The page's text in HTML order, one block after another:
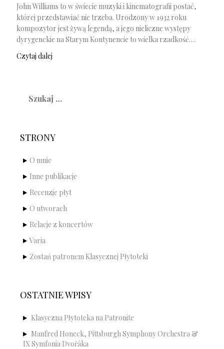
John Williams to w świecie muzyki i kinematografii postać,
której przedstawiać nie trzeba. Urodzony w 1932 roku
kompozytor jest żywą legendą, a jego nieliczne występy
dyrygenckie na Starym Kontynencie to wielka rzadkość….
Czytaj dalej
STRONY
O mnie
Inne publikacje
Recenzje płyt
O utworach
Relacje z koncertów
Varia
Zostań patronem Klasycznej Płytoteki
OSTATNIE WPISY
Klasyczna Płytoteka na Patronite
Manfred Honeck, Pittsburgh Symphony Orchestra &
IX Symfonia Dvořáka